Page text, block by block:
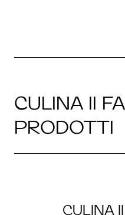
CULINA II
PRODOTTI
CULINA